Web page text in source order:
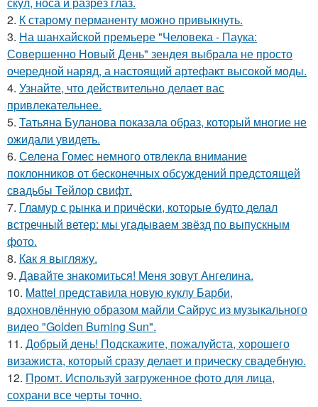
2. К старому перманенту можно привыкнуть.
3. На шанхайской премьере "Человека - Паука:
Совершенно Новый День" зендея выбрала не просто
очередной наряд, а настоящий артефакт высокой моды.
4. Узнайте, что действительно делает вас
привлекательнее.
5. Татьяна Буланова показала образ, который многие не
ожидали увидеть.
6. Селена Гомес немного отвлекла внимание
поклонников от бесконечных обсуждений предстоящей
свадьбы Тейлор свифт.
7. Гламур с рынка и причёски, которые будто делал
встречный ветер: мы угадываем звёзд по выпускным
фото.
8. Как я выгляжу.
9. Давайте знакомиться! Меня зовут Ангелина.
10. Mattel представила новую куклу Барби,
вдохновлённую образом майли Сайрус из музыкального
видео "Golden Burning Sun".
11. Добрый день! Подскажите, пожалуйста, хорошего
визажиста, который сразу делает и прическу свадебную.
12. Промт. Используй загруженное фото для лица,
сохрани все черты точно.